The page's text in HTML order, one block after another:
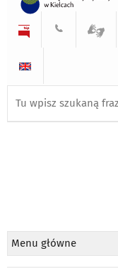
Menu główne